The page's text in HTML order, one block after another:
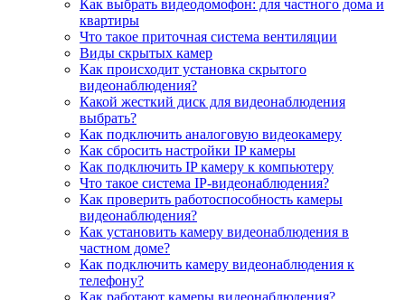
Как выбрать видеодомофон: для частного дома и
квартиры
Что такое приточная система вентиляции
Виды скрытых камер
Как происходит установка скрытого
видеонаблюдения?
Какой жесткий диск для видеонаблюдения
выбрать?
Как подключить аналоговую видеокамеру
Как сбросить настройки IP камеры
Как подключить IP камеру к компьютеру
Что такое система IP-видеонаблюдения?
Как проверить работоспособность камеры
видеонаблюдения?
Как установить камеру видеонаблюдения в
частном доме?
Как подключить камеру видеонаблюдения к
телефону?
Как работают камеры видеонаблюдения?